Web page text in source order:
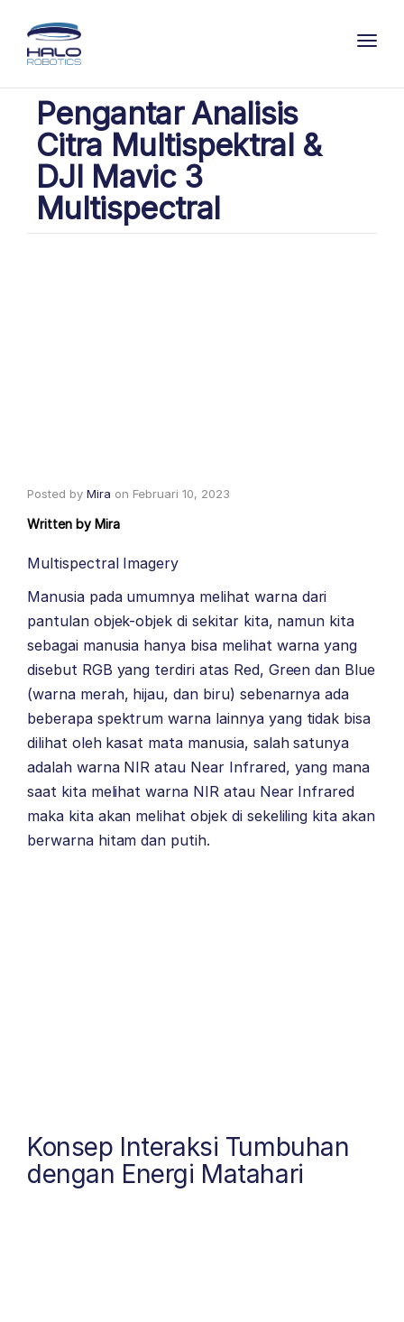
Pengantar Analisis
Citra Multispektral &
DJI Mavic 3
Multispectral
Posted by Mira on Februari 10, 2023
Written by Mira
Multispectral Imagery
Manusia pada umumnya melihat warna dari
pantulan objek-objek di sekitar kita, namun kita
sebagai manusia hanya bisa melihat warna yang
disebut RGB yang terdiri atas Red, Green dan Blue
(warna merah, hijau, dan biru) sebenarnya ada
beberapa spektrum warna lainnya yang tidak bisa
dilihat oleh kasat mata manusia, salah satunya
adalah warna NIR atau Near Infrared, yang mana
saat kita melihat warna NIR atau Near Infrared
maka kita akan melihat objek di sekeliling kita akan
berwarna hitam dan putih.
Konsep Interaksi Tumbuhan
dengan Energi Matahari